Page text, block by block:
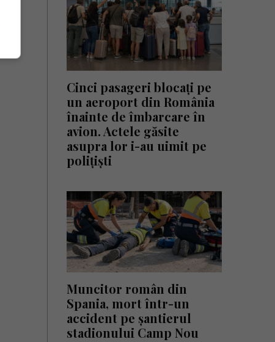
Cinci pasageri blocați pe
un aeroport din România
înainte de îmbarcare în
avion. Actele găsite
asupra lor i-au uimit pe
polițiști
Muncitor român din
Spania, mort într-un
accident pe șantierul
stadionului Camp Nou